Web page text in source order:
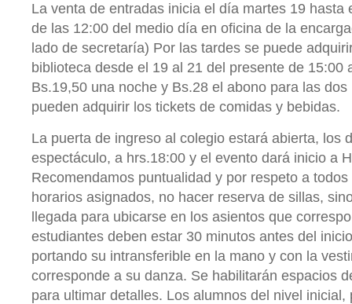
La venta de entradas inicia el día martes 19 hasta
de las 12:00 del medio día en oficina de la
lado de secretaría) Por las tardes se puede
biblioteca desde el 19 al 21 del presente de 15:00
Bs.19,50 una noche y Bs.28 el abono para las
pueden adquirir los tickets de comidas y bebidas.
La puerta de ingreso al colegio estará abierta, los
espectáculo, a hrs.18:00 y el evento dará inicio a
Recomendamos puntualidad y por respeto a
horarios asignados, no hacer reserva de sillas,
llegada para ubicarse en los asientos que
estudiantes deben estar 30 minutos antes del
portando su intransferible en la mano y con la
corresponde a su danza. Se habilitarán espacios
para ultimar detalles. Los alumnos del nivel inicial,